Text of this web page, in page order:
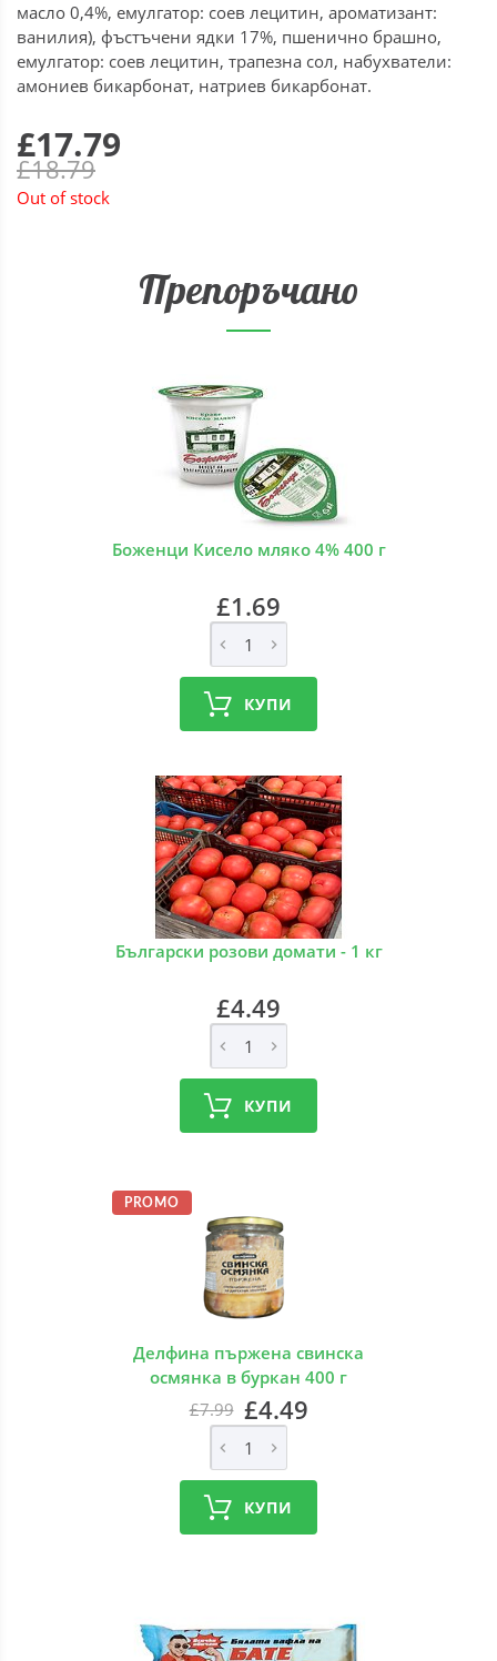
масло 0,4%, емулгатор: соев лецитин, ароматизант:
ванилия), фъстъчени ядки 17%, пшенично брашно,
емулгатор: соев лецитин, трапезна сол, набухватели:
амониев бикарбонат, натриев бикарбонат.
£17.79
£18.79
Out of stock
Препоръчано
Боженци Кисело мляко 4% 400 г
£1.69
КУПИ
Български розови домати - 1 кг
£4.49
КУПИ
PROMO
Делфина пържена свинска
осмянка в буркан 400 г
£7.99 £4.49
КУПИ